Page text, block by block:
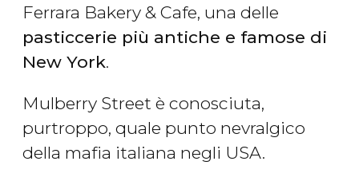
Ferrara Bakery & Cafe, una delle
pasticcerie più antiche e famose di
New York.
Mulberry Street è conosciuta,
purtroppo, quale punto nevralgico
della mafia italiana negli USA.